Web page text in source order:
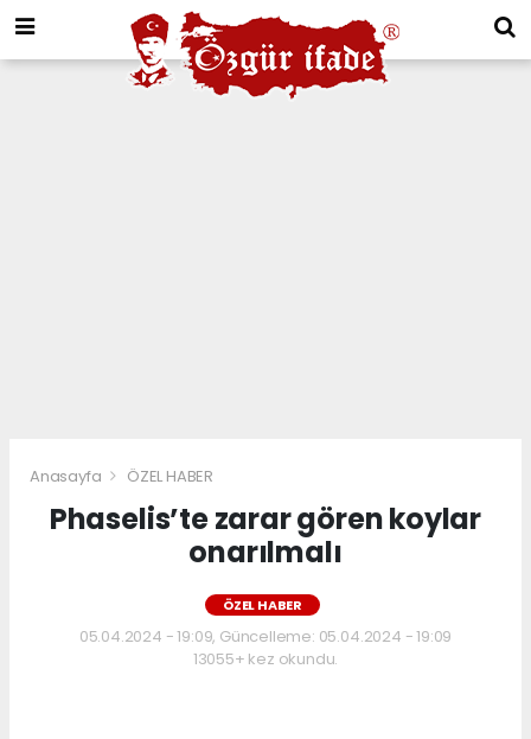
Anasayfa ÖZEL HABER
Phaselis’te zarar gören koylar
onarılmalı
ÖZEL HABER
05.04.2024 - 19:09, Güncelleme: 05.04.2024 - 19:09
13055+ kez okundu.